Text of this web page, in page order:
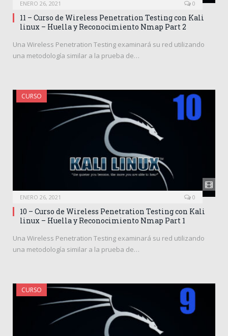
ENERO 26, 2021 0
11 – Curso de Wireless Penetration Testing con Kali
linux – Huella y Reconocimiento Nmap Part 2
Una Wireless Penetration Testing examinará su red utilizando
una metodología similar a la prueba de…
CURSO
ENERO 26, 2021 0
10 – Curso de Wireless Penetration Testing con Kali
linux – Huella y Reconocimiento Nmap Part 1
Una Wireless Penetration Testing examinará su red utilizando
una metodología similar a la prueba de…
CURSO